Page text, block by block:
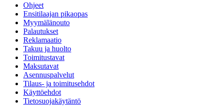
Ohjeet
Ensitilaajan pikaopas
Myymälänouto
Palautukset
Reklamaatio
Takuu ja huolto
Toimitustavat
Maksutavat
Asennuspalvelut
Tilaus- ja toimitusehdot
Käyttöehdot
Tietosuojakäytäntö